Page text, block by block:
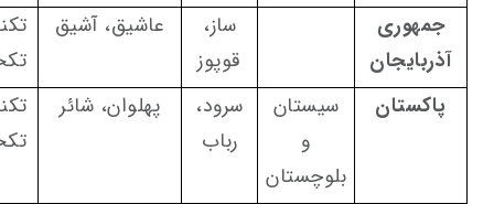
جمهوری
آذربایجان
ساز،
قوپوز
عاشیق، آشیق
پاکستان
سیستان
و
بلوچستان
سرود،
رباب
پهلوان، شائر